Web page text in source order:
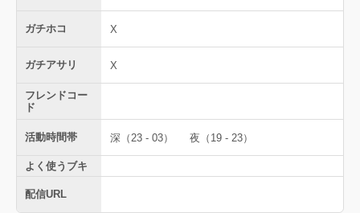
ガチホコ X
ガチアサリ X
フレンドコー
ド
活動時間帯 深（23 - 03） 夜（19 - 23）
よく使うブキ
配信URL